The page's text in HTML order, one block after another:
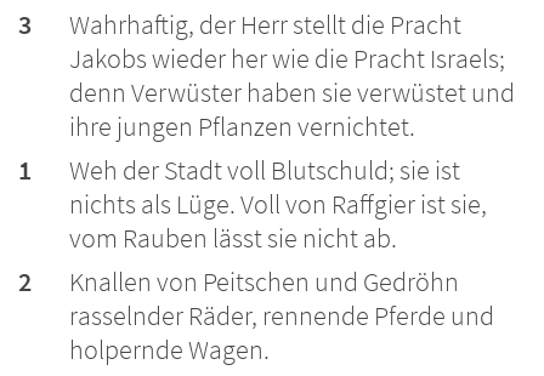
3
Wahrhaftig, der Herr stellt die Pracht
Jakobs wieder her wie die Pracht Israels;
denn Verwüster haben sie verwüstet und
ihre jungen Pflanzen vernichtet.
1
Weh der Stadt voll Blutschuld; sie ist
nichts als Lüge. Voll von Raffgier ist sie,
vom Rauben lässt sie nicht ab.
2
Knallen von Peitschen und Gedröhn
rasselnder Räder, rennende Pferde und
holpernde Wagen.